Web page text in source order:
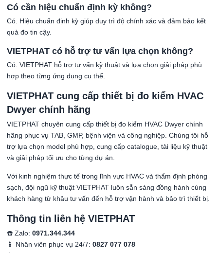
Có cần hiệu chuẩn định kỳ không?
Có. Hiệu chuẩn định kỳ giúp duy trì độ chính xác và đảm bảo kết
quả đo tin cậy.
VIETPHAT có hỗ trợ tư vấn lựa chọn không?
Có. VIETPHAT hỗ trợ tư vấn kỹ thuật và lựa chọn giải pháp phù
hợp theo từng ứng dụng cụ thể.
VIETPHAT cung cấp thiết bị đo kiểm HVAC
Dwyer chính hãng
VIETPHAT chuyên cung cấp thiết bị đo kiểm HVAC Dwyer chính
hãng phục vụ TAB, GMP, bệnh viện và công nghiệp. Chúng tôi hỗ
trợ lựa chọn model phù hợp, cung cấp catalogue, tài liệu kỹ thuật
và giải pháp tối ưu cho từng dự án.
Với kinh nghiệm thực tế trong lĩnh vực HVAC và thẩm định phòng
sạch, đội ngũ kỹ thuật VIETPHAT luôn sẵn sàng đồng hành cùng
khách hàng từ khâu tư vấn đến hỗ trợ vận hành và bảo trì thiết bị.
Thông tin liên hệ VIETPHAT
☎️ Zalo: 0971.344.344
📱 Nhân viên phục vụ 24/7: 0827 077 078